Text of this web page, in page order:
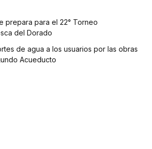
prepara para el 22° Torneo
del Dorado
de agua a los usuarios por las obras
Acueducto